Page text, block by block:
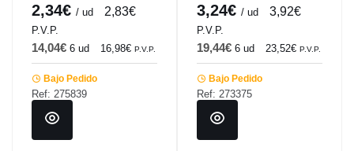
2,34€ / ud 2,83€
P.V.P.
14,04€ 6 ud 16,98€ P.V.P.
Bajo Pedido
Ref: 275839
3,24€ / ud 3,92€
P.V.P.
19,44€ 6 ud 23,52€ P.V.P.
Bajo Pedido
Ref: 273375